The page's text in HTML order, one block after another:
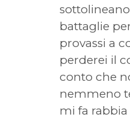
battaglie
provassi a
perderei il
conto che
nemmeno
mi fa